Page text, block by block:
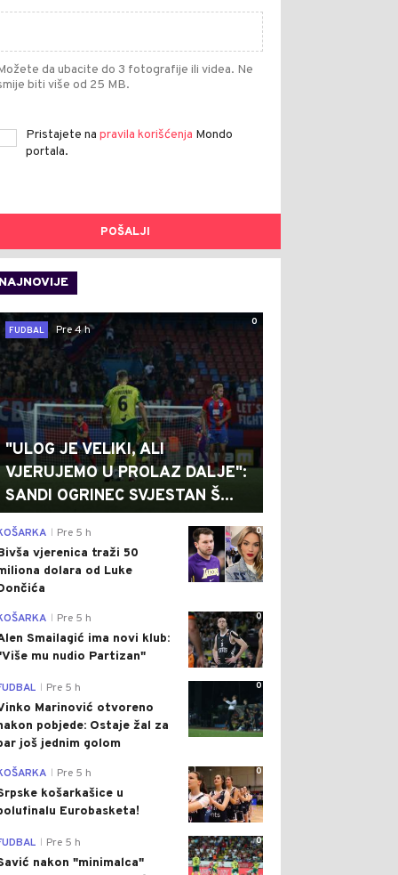
da ubacite do 3 fotografije ili videa. Ne
biti više od 25 MB.
Pristajete na pravila korišćenja Mondo
portala.
POŠALJI
0
FUDBAL
Pre 4 h
"ULOG JE VELIKI, ALI
VJERUJEMO U PROLAZ DALJE":
SANDI OGRINEC SVJESTAN Š...
0
Pre 5 h
vjerenica traži 50
dolara od Luke
0
Pre 5 h
Smailagić ima novi klub:
mu nudio Partizan"
0
Pre 5 h
Marinović otvoreno
pobjede: Ostaje žal za
još jednim golom
0
Pre 5 h
košarkašice u
Eurobasketa!
0
Pre 5 h
nakon "minimalca"